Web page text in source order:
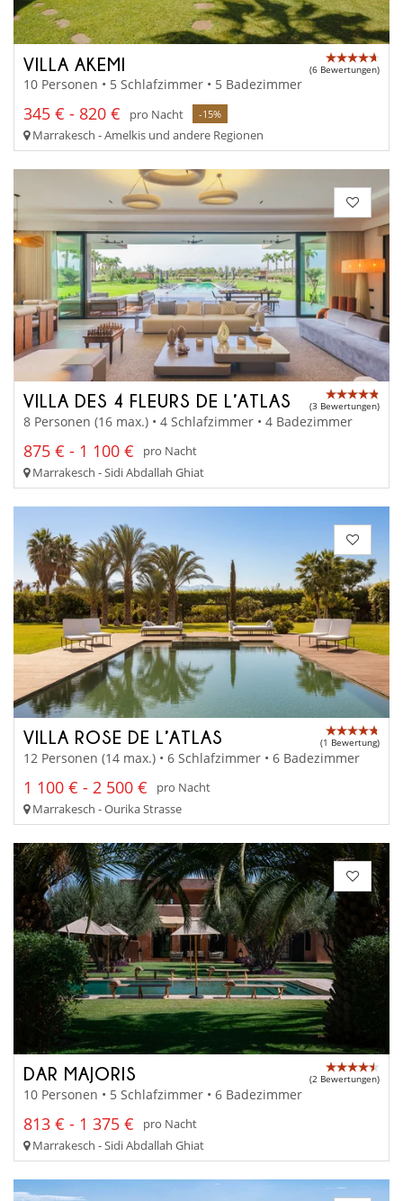
VILLA AKEMI (6 Bewertungen)
10 Personen • 5 Schlafzimmer • 5 Badezimmer
345 € - 820 € pro Nacht -15%
Marrakesch - Amelkis und andere Regionen
VILLA DES 4 FLEURS DE L’ATLAS (3 Bewertungen)
8 Personen (16 max.) • 4 Schlafzimmer • 4 Badezimmer
875 € - 1 100 €
pro Nacht
Marrakesch - Sidi Abdallah Ghiat
VILLA ROSE DE L’ATLAS (1 Bewertung)
12 Personen (14 max.) • 6 Schlafzimmer • 6 Badezimmer
1 100 € - 2 500 €
pro Nacht
Marrakesch - Ourika Strasse
DAR MAJORIS (2 Bewertungen)
10 Personen • 5 Schlafzimmer • 6 Badezimmer
813 € - 1 375 €
pro Nacht
Marrakesch - Sidi Abdallah Ghiat